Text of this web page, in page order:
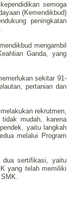
semoga
(Kemendikbud)
peningkatan
mengambil
Ganda, yang
sekitar 91-
pertanian dan
rekrutmen,
mudah, karena
yaitu langkah
melalui Program
dua sertifikasi, yaitu
yang telah memiliki